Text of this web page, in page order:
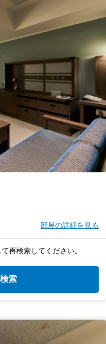
部屋の詳細を見る
再検索してください。
索